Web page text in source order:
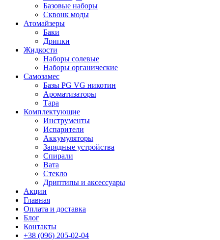
Базовые наборы
Сквонк моды
Атомайзеры
Баки
Дрипки
Жидкости
Наборы солевые
Наборы органические
Самозамес
Базы PG VG никотин
Ароматизаторы
Тара
Комплектующие
Инструменты
Испарители
Аккумуляторы
Зарядные устройства
Спирали
Вата
Стекло
Дриптипы и аксессуары
Акции
Главная
Оплата и доставка
Блог
Контакты
+38 (096) 205-02-04